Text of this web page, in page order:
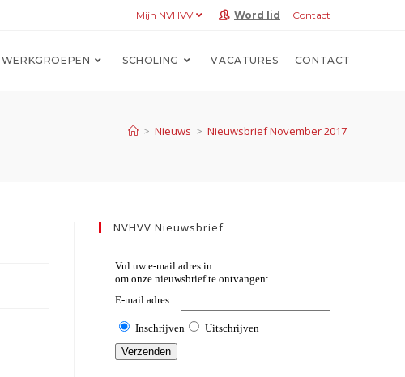
Mijn NVHVV Word lid Contact
WERKGROEPEN SCHOLING VACATURES CONTACT
> Nieuws > Nieuwsbrief November 2017
NVHVV Nieuwsbrief